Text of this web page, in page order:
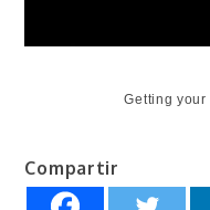
Getting your
Compartir